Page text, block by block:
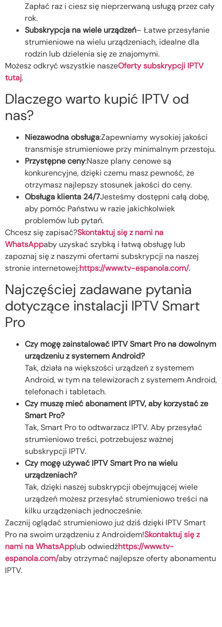
Zapłać raz i ciesz się nieprzerwaną usługą przez cały
rok.
Subskrypcja na wiele urządzeń– Łatwe przesyłanie
strumieniowe na wielu urządzeniach, idealne dla
rodzin lub dzielenia się ze znajomymi.
Możesz odkryć wszystkie naszeOferty subskrypcji IPTV
tutaj.
Dlaczego warto kupić IPTV od
nas?
Niezawodna obsługa:Zapewniamy wysokiej jakości
transmisje strumieniowe przy minimalnym przestoju.
Przystępne ceny:Nasze plany cenowe są
konkurencyjne, dzięki czemu masz pewność, że
otrzymasz najlepszy stosunek jakości do ceny.
Obsługa klienta 24/7Jesteśmy dostępni całą dobę,
aby pomóc Państwu w razie jakichkolwiek
problemów lub pytań.
Chcesz się zapisać?Skontaktuj się z nami na
WhatsAppaby uzyskać szybką i łatwą obsługę lub
zapoznaj się z naszymi ofertami subskrypcji na naszej
stronie internetowej:https://www.tv-espanola.com/.
Najczęściej zadawane pytania
dotyczące instalacji IPTV Smart
Pro
Czy mogę zainstalować IPTV Smart Pro na dowolnym
urządzeniu z systemem Android?
Tak, działa na większości urządzeń z systemem
Android, w tym na telewizorach z systemem Android,
telefonach i tabletach.
Czy muszę mieć abonament IPTV, aby korzystać ze
Smart Pro?
Tak, Smart Pro to odtwarzacz IPTV. Aby przesyłać
strumieniowo treści, potrzebujesz ważnej
subskrypcji IPTV.
Czy mogę używać IPTV Smart Pro na wielu
urządzeniach?
Tak, dzięki naszej subskrypcji obejmującej wiele
urządzeń możesz przesyłać strumieniowo treści na
kilku urządzeniach jednocześnie.
Zacznij oglądać strumieniowo już dziś dzięki IPTV Smart
Pro na swoim urządzeniu z Androidem!Skontaktuj się z
nami na WhatsApplub odwiedźhttps://www.tv-
espanola.com/aby otrzymać najlepsze oferty abonamentu
IPTV.